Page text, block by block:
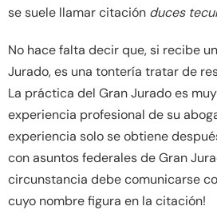
se suele llamar citación duces
No hace falta decir que, si recibe
Jurado, es una tontería tratar de
La práctica del Gran Jurado es
experiencia profesional de su
experiencia solo se obtiene
con asuntos federales de Gran
circunstancia debe comunicarse
cuyo nombre figura en la citación!